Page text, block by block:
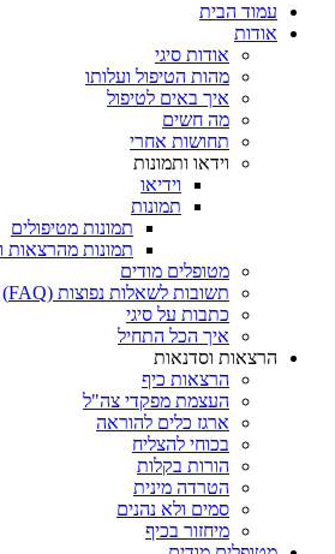
עמוד הבית
אודות
אודות סיגי
מהות הטיפול ועלותו
איך באים לטיפול
מה חשים
תחושות אחרי
וידאו ותמונות
וידיאו
תמונות
תמונות מטיפולים
תמונות מהרצאות
מטופלים מודים
תשובות לשאלות נפוצות (FAQ)
כתבות על סיגי
איך הכל התחיל
הרצאות וסדנאות
הרצאות כיף
העצמת מפקדי צה"ל
ארגז כלים להוראה
בכוחי להצליח
הורות בקלות
הטרדה מינית
סמים ולא נהנים
מיחזור בכיף